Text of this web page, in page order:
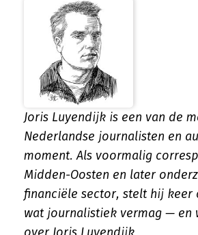
Joris Luyendijk is een van de
Nederlandse journalisten en
moment. Als voormalig
Midden-Oosten en later
financiële sector, stelt hij keer
wat journalistiek vermag — en